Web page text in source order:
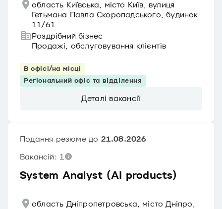
область Київська, місто Київ, вулиця
Гетьмана Павла Скоропадського, будинок
11/61
Роздрібний бізнес
Продажі, обслуговування клієнтів
В офісі/на місці
Регіональний офіс та відділення
Деталі вакансії
System Analyst (AI products)
Подання резюме до 21.08.2026
Вакансій: 1
область Дніпропетровська, місто Дніпро,